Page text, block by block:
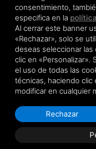
Novowood by Iperwood
Este sitio está protegido por
consentimiento,
especifica en la
Al cerrar este banner
«Rechazar», solo se
deseas seleccionar
clic en «Personalizar».
el uso de todas las
técnicas, haciendo clic
modificar en cualquier
Rechazar